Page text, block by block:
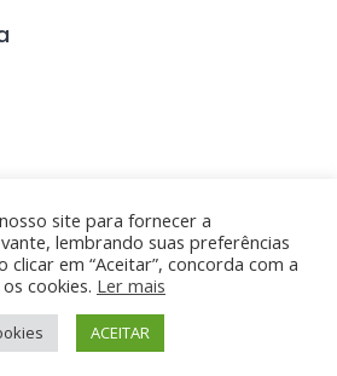
Agora
Minha Conta
site para fornecer a
lembrando suas preferências
clicar em “Aceitar”, concorda com a
cookies. Ler mais
ACEITAR